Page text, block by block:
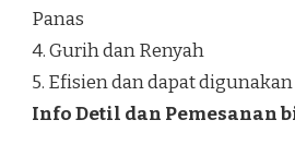
Panas
4. Gurih dan Renyah
5. Efisien dan dapat
Info Detil dan Pemesanan